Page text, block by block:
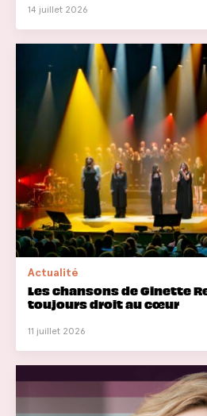
14 juillet 2026
Actualité
Les chansons de Ginette
toujours droit au cœur
11 juillet 2026